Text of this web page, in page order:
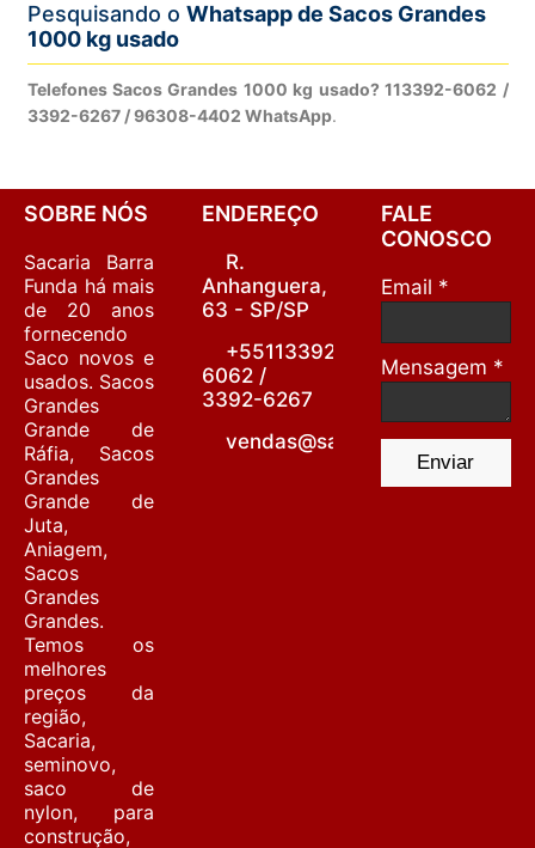
Pesquisando o Whatsapp de Sacos Grandes
1000 kg usado
Telefones Sacos Grandes 1000 kg usado? 113392-6062 /
3392-6267 / 96308-4402 WhatsApp.
SOBRE NÓS
Sacaria Barra
Funda há mais
de 20 anos
fornecendo
Saco novos e
usados. Sacos
Grandes
Grande de
Ráfia, Sacos
Grandes
Grande de
Juta,
Aniagem,
Sacos
Grandes
Grandes.
Temos os
melhores
preços da
região,
Sacaria,
seminovo,
saco de
nylon, para
construção,
ENDEREÇO
R.
Anhanguera,
63 - SP/SP
+55113392-
6062 /
3392-6267
FALE
CONOSCO
Email *
Mensagem *
Enviar